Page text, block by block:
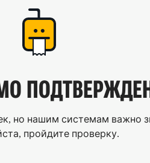
но нашим системам важно
пройдите проверку.